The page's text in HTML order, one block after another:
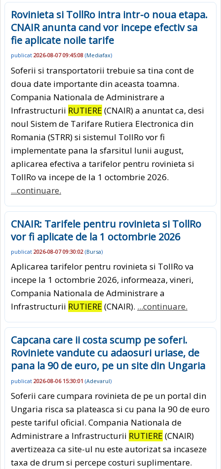
Rovinieta si TollRo intra intr-o noua etapa.
CNAIR anunta cand vor incepe efectiv sa
fie aplicate noile tarife
publicat 2026-08-07 09:45:08 (Mediafax)
Soferii si transportatorii trebuie sa tina cont de
doua date importante din aceasta toamna.
Compania Nationala de Administrare a
Infrastructurii RUTIERE (CNAIR) a anuntat ca, desi
noul Sistem de Tarifare Rutiera Electronica din
Romania (STRR) si sistemul TollRo vor fi
implementate pana la sfarsitul lunii august,
aplicarea efectiva a tarifelor pentru rovinieta si
TollRo va incepe de la 1 octombrie 2026.
...continuare.
CNAIR: Tarifele pentru rovinieta si TollRo
vor fi aplicate de la 1 octombrie 2026
publicat 2026-08-07 09:30:02 (Bursa)
Aplicarea tarifelor pentru rovinieta si TollRo va
incepe la 1 octombrie 2026, informeaza, vineri,
Compania Nationala de Administrare a
Infrastructurii RUTIERE (CNAIR). ...continuare.
Capcana care ii costa scump pe soferi.
Roviniete vandute cu adaosuri uriase, de
pana la 90 de euro, pe un site din Ungaria
publicat 2026-08-06 15:30:01 (Adevarul)
Soferii care cumpara rovinieta de pe un portal din
Ungaria risca sa plateasca si cu pana la 90 de euro
peste tariful oficial. Compania Nationala de
Administrare a Infrastructurii RUTIERE (CNAIR)
avertizeaza ca site-ul nu este autorizat sa incaseze
taxa de drum si percepe costuri suplimentare.